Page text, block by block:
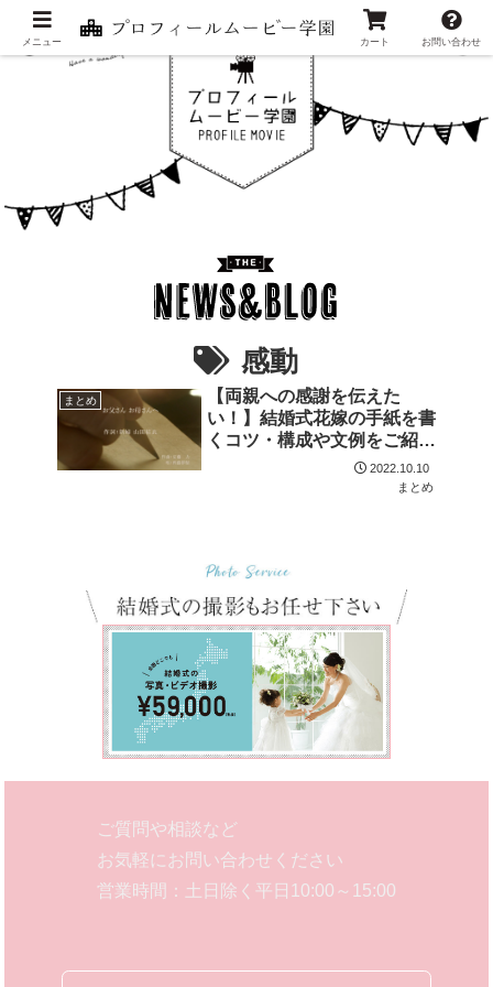
感動
まとめ
【両親への感謝を伝えた
い！】結婚式花嫁の手紙を書
くコツ・構成や文例をご紹
2022.10.10
まとめ
ご質問や相談など
お気軽にお問い合わせください
営業時間：土日除く平日10:00～15:00
メニュー カート お問い合わせ